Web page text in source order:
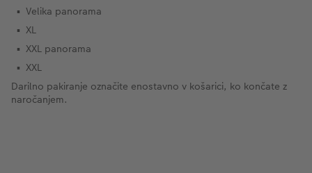
Velika panorama
XL
XXL panorama
XXL
Darilno pakiranje označite enostavno v košarici, ko končate z
naročanjem.